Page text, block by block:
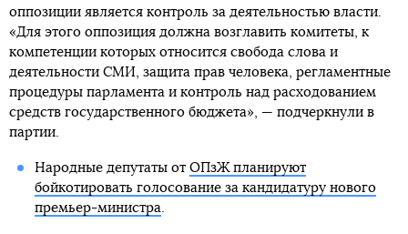
оппозиции является контроль за деятельностью власти.
«Для этого оппозиция должна возглавить комитеты, к
компетенции которых относится свобода слова и
деятельности СМИ, защита прав человека, регламентные
процедуры парламента и контроль над расходованием
средств государственного бюджета», — подчеркнули в
партии.
Народные депутаты от ОПзЖ планируют
бойкотировать голосование за кандидатуру нового
премьер-министра.